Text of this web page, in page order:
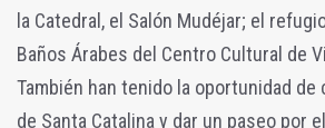
la Catedral, el Salón Mudéjar; el
Baños Árabes del Centro Cultural de
También han tenido la oportunidad
de Santa Catalina y dar un paseo por